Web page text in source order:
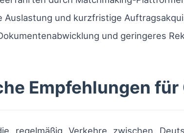
Auslastung und kurzfristige
und geringeres
Empfehlungen für
regelmäßig Verkehre zwischen